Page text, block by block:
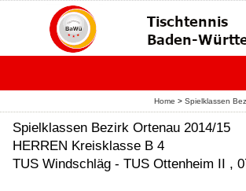
Home > Spielklassen
Spielklassen Bezirk Ortenau 2014/15
HERREN Kreisklasse B 4
TUS Windschläg - TUS Ottenheim II ,